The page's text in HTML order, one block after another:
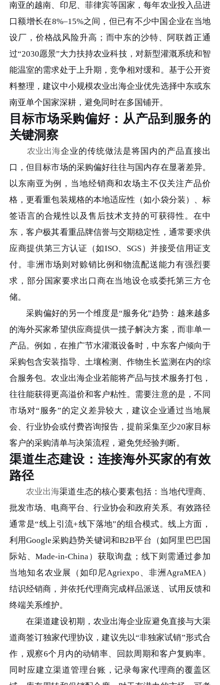
南亚的越南、印尼、菲律宾等国家，每年农业投入品进
口额增长在8%–15%之间，但已有不少中国企业在当地
设厂，价格战风险升高；而中东的沙特、阿联酋正通
过“2030愿景”大力扶持农业科技，对新型灌溉系统和智
能温室的需求处于上升期，竞争相对缓和。基于公开资
料整理，建议中小规模农业出海企业优先选择中东或东
南亚单个国家深耕，避免同时在多国铺开。
目标市场采购偏好：从产品到服务的
关键洞察
农业出海企业的传统做法是将国内的产品直接出
口，但目标市场的采购偏好往往与国内存在显著差异。
以东南亚为例，当地经销商和农场主不仅关注产品价
格，更看重包装规格的本地适应性（如小袋分装）、标
签语言的合规性以及售后技术支持的可获得性。在中
东，客户极其看重品牌信誉与交期稳定性，通常要求供
应商提供第三方认证（如ISO、SGS）并接受信用证支
付。非洲市场则对赊销比例和物流配送能力有强烈要
求，部分国家要求出口商在当地设仓或委托第三方仓
储。
采购偏好的另一个维度是“服务化”趋势：越来越多
的海外买家希望供应商提供一揽子解决方案，而非单一
产品。例如，在推广节水灌溉设备时，中东客户倾向于
采购包含安装指导、土壤检测、作物生长监测在内的综
合服务包。农业出海企业若能将产品与技术服务打包，
往往能获得更高溢价和客户粘性。需要注意的是，不同
市场对“服务”的定义差异较大，建议企业通过当地展
会、行业协会或付费咨询报告，提前采集至少20家目标
客户的采购清单与决策流程，避免凭经验判断。
渠道生态建设：连接海外买家的有效
路径
农业出海渠道生态的核心要素包括：当地代理商、
批发市场、电商平台、行业协会和政府关系。有效路径
通常是“线上引流+线下落地”的组合模式。线上方面，
利用Google采购趋势关键词和B2B平台（如阿里巴巴国
际站、Made-in-China）获取询盘；线下则需通过参加
当地知名农业展（如印尼Agriexpo、非洲AgraMEA）
结识经销商，并依托代理商完成样品派送、试用反馈和
终端关系维护。
在渠道建设初期，农业出海企业应避免直接与大渠
道商签订独家代理协议，建议先以“非独家试销”形式合
作，观察6个月内的动销率、回款周期和客户复购率。
同时应建立渠道管理台账，记录每家代理商的覆盖区